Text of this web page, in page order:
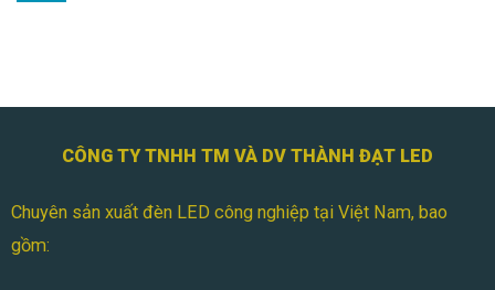
Tòa
CÔNG TY TNHH TM VÀ DV THÀNH ĐẠT LED
Chuyên sản xuất đèn LED công nghiệp tại Việt Nam, bao
gồm: